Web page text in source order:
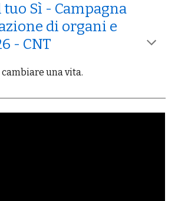
tuo Sì - Campagna
di organi e
- CNT
una vita.